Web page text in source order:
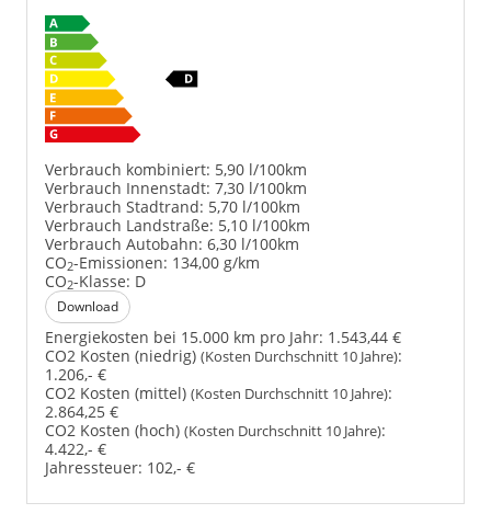
Verbrauch kombiniert: 5,90 l/100km
Verbrauch Innenstadt: 7,30 l/100km
Verbrauch Stadtrand: 5,70 l/100km
Verbrauch Landstraße: 5,10 l/100km
Verbrauch Autobahn: 6,30 l/100km
CO2-Emissionen: 134,00 g/km
CO2-Klasse: D
Download
Energiekosten bei 15.000 km pro Jahr: 1.543,44 €
CO2 Kosten (niedrig) (Kosten Durchschnitt 10 Jahre):
1.206,- €
CO2 Kosten (mittel) (Kosten Durchschnitt 10 Jahre):
2.864,25 €
CO2 Kosten (hoch) (Kosten Durchschnitt 10 Jahre):
4.422,- €
Jahressteuer: 102,- €